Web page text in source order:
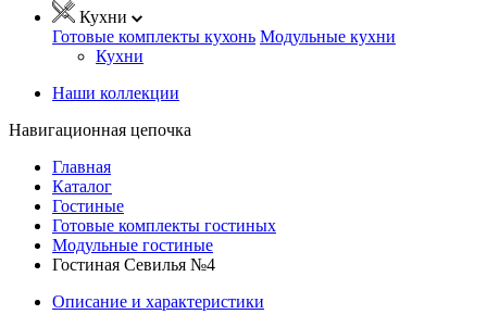
Кухни
Готовые комплекты кухонь Модульные кухни
Кухни
Наши коллекции
Навигационная цепочка
Главная
Каталог
Гостиные
Готовые комплекты гостиных
Модульные гостиные
Гостиная Севилья №4
Описание и характеристики